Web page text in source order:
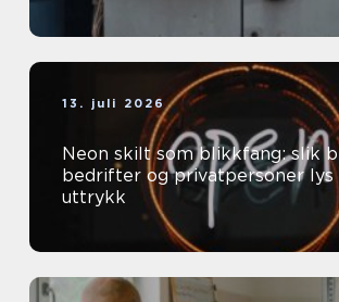
13. juli 2026
Neon skilt som blikkfang: slik
bedrifter og privatpersoner lys
uttrykk